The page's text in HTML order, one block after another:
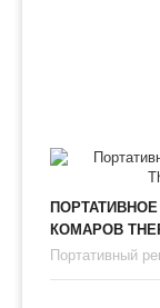
КОМАРОВ
Портативный